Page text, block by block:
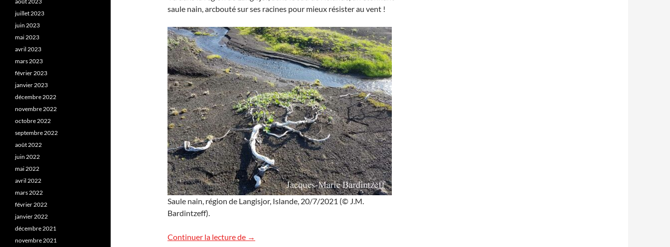
saule nain, arcbouté sur ses racines pour mieux résister au vent !
Saule nain, région de Langisjor, Islande, 20/7/2021 (© J.M.
Bardintzeff).
Continuer la lecture de Un saule nain en Islande
→
juillet 2023
juin 2023
mai 2023
avril 2023
mars 2023
février 2023
janvier 2023
décembre 2022
novembre 2022
octobre 2022
septembre 2022
août 2022
juin 2022
mai 2022
avril 2022
mars 2022
février 2022
janvier 2022
décembre 2021
novembre 2021